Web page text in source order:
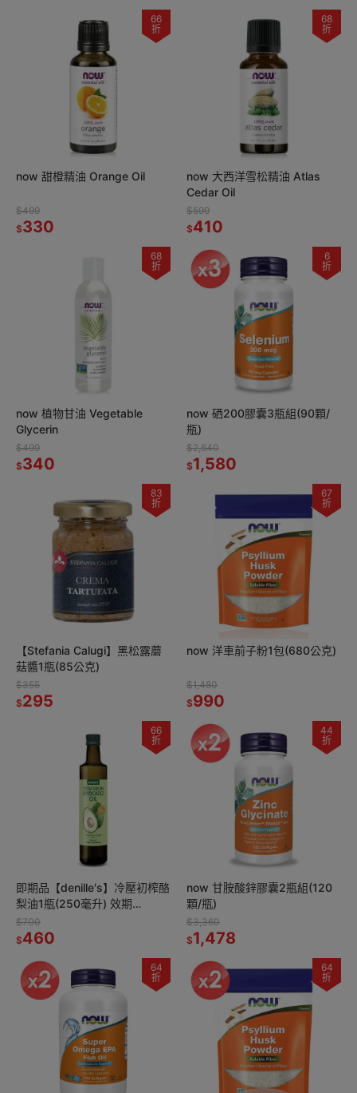
66
折
now 甜橙精油 Orange Oil
$499
$330
68
折
now 大西洋雪松精油 Atlas
Cedar Oil
$599
$410
68
折
now 植物甘油 Vegetable
Glycerin
$499
$340
6
折
now 硒200膠囊3瓶組(90顆/
瓶)
$2,640
$1,580
83
折
【Stefania Calugi】黑松露蘑
菇醬1瓶(85公克)
$355
$295
67
折
now 洋車前子粉1包(680公克)
$1,480
$990
66
折
即期品【denille′s】冷壓初榨酪
梨油1瓶(250毫升) 效期
2027/01
$700
$460
44
折
now 甘胺酸鋅膠囊2瓶組(120
顆/瓶)
$3,360
$1,478
64
折
64
折